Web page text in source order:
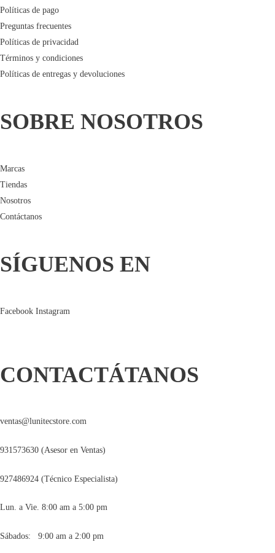
Políticas de pago
Preguntas frecuentes
Políticas de privacidad
Términos y condiciones
Políticas de entregas y devoluciones
SOBRE NOSOTROS
Marcas
Tiendas
Nosotros
Contáctanos
SÍGUENOS EN
Facebook Instagram
CONTACTÁTANOS
ventas@lunitecstore.com
931573630 (Asesor en Ventas)
927486924 (Técnico Especialista)
Lun. a Vie. 8:00 am a 5:00 pm
Sábados: 9:00 am a 2:00 pm